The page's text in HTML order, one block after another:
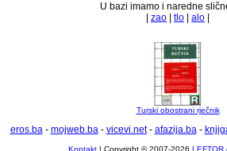
U bazi imamo i naredne
zao tlo alo
Turski obostrani rječnik
eros.ba- mojweb.ba- vicevi.net- afazija.ba-
Kontakt | Copyright © 2007-2026 LEFTOR